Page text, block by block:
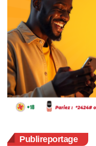
Publireportage